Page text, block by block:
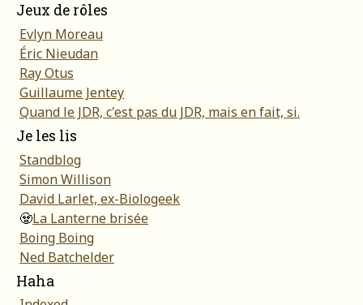
Jeux de rôles
Evlyn Moreau
Éric Nieudan
Ray Otus
Guillaume Jentey
Quand le JDR, c'est pas du JDR, mais en fait, si.
Je les lis
Standblog
Simon Willison
David Larlet, ex-Biologeek
🧟La Lanterne brisée
Boing Boing
Ned Batchelder
Haha